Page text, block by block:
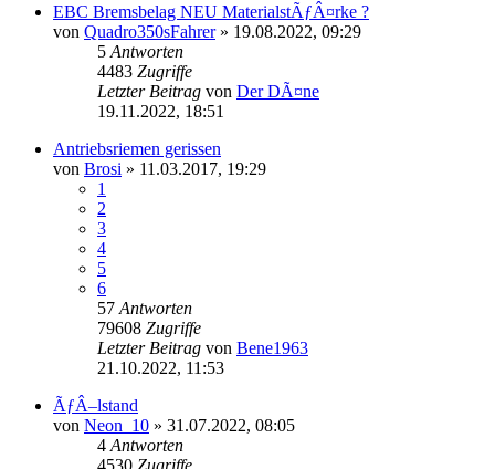
EBC Bremsbelag NEU MaterialstÃƒÂ¤rke ?
von Quadro350sFahrer» 19.08.2022, 09:29
5 Antworten
4483 Zugriffe
Letzter Beitrag von Der DÃ¤ne
19.11.2022, 18:51
Antriebsriemen gerissen
von Brosi » 11.03.2017, 19:29
1
2
3
4
5
6
57 Antworten
79608 Zugriffe
Letzter Beitrag von Bene1963
21.10.2022, 11:53
ÃƒÂ–lstand
von Neon_10 » 31.07.2022, 08:05
4 Antworten
4530 Zugriffe